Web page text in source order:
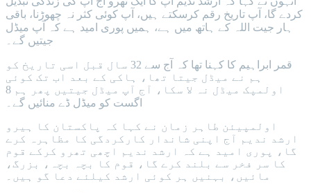
کردے گا، آپ تاریخ رقم کرسکتے ہیں، آپ کوئی کثر نہ چھوڑنا، باقی
ہار جیت اللہ کے ہاتھ میں ہے، ہمیں پوری امید ہے کہ آپ میڈل
جیتیں گے۔
قمر ابراہیم کا کہنا تھا کہ آج سے 32 سال قبل اسی تاریخ کو
ہم نے میڈل جیتا تھا، ہاکی کے بعد اب تک کوئی
اولمپک میڈل نہ لا سکا، آج آپ میڈل جیتیں پھر ہم 8
اگست کو میڈل ڈے منائیں گے۔
اولمپیئن طاہر زمان نے کہا کہ پاکستان کا ہیرو
ارشد ندیم آج اپنی شاندار کارکردگی کا مظاہرہ کرے
گا، پوری امید ہے کہ ارشد ندیم اچھی تھرو کرکے قوم
کا سر فخر سے بلند کرے گا، قوم کا بچہ بچہ، بزرگ،
مائیں، بہنیں ہر کوئی ارشد کیلئے دعا گو ہیں۔